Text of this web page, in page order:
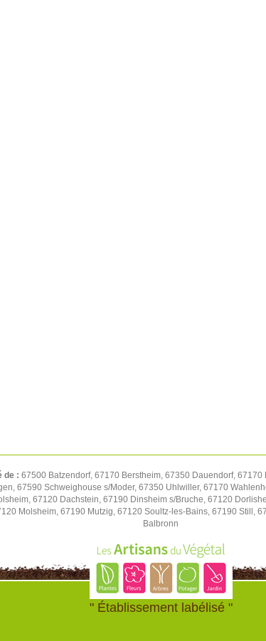
de : 67500 Batzendorf, 67170 Berstheim, 67350 Dauendorf,
67590 Schweighouse s/Moder, 67350 Uhlwiller, 67170
67120 Dachstein, 67190 Dinsheim s/Bruche, 67120
Molsheim, 67190 Mutzig, 67120 Soultz-les-Bains, 67190 Still,
Balbronn
" Établissement labélisé "